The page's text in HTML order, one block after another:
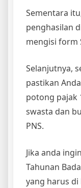
Sementara
penghasilan
mengisi form
Selanjutnya,
pastikan
potong pajak
swasta dan
PNS.
Jika anda
Tahunan
yang harus